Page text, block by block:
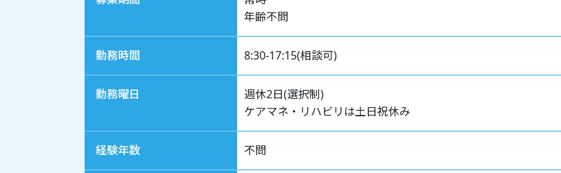
年齢不問
勤務時間 8:30-17:15(相談可)
勤務曜日
週休2日(選択制)
ケアマネ・リハビリは土日祝休み
経験年数 不問